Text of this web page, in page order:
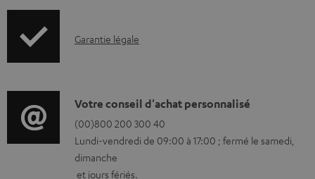
c
r
g
e
a
I
o
r
m
a
Garantie légale
D
é
t
a
Votre conseil d'achat personnalisé
(00)800 200 300 40
Lundi-vendredi de 09:00 à 17:00 ; fermé le samedi,
dimanche
et jours fériés.